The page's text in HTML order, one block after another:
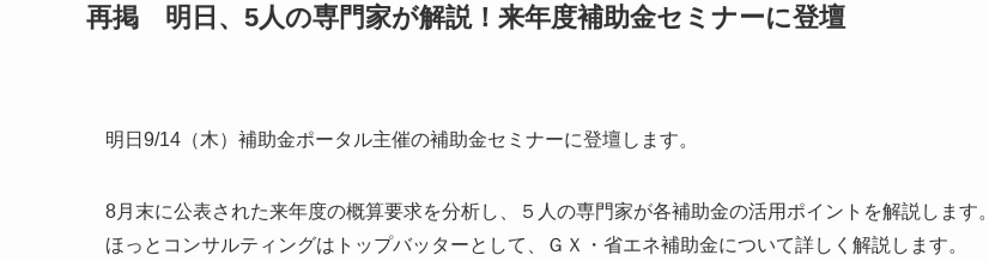
再掲 明日、5人の専門家が解説！来年度補助金セミナーに登壇
明日9/14（木）補助金ポータル主催の補助金セミナーに登壇します。
8月末に公表された来年度の概算要求を分析し、５人の専門家が各補助金の活用ポイントを解説します。
ほっとコンサルティングはトップバッターとして、ＧＸ・省エネ補助金について詳しく解説します。